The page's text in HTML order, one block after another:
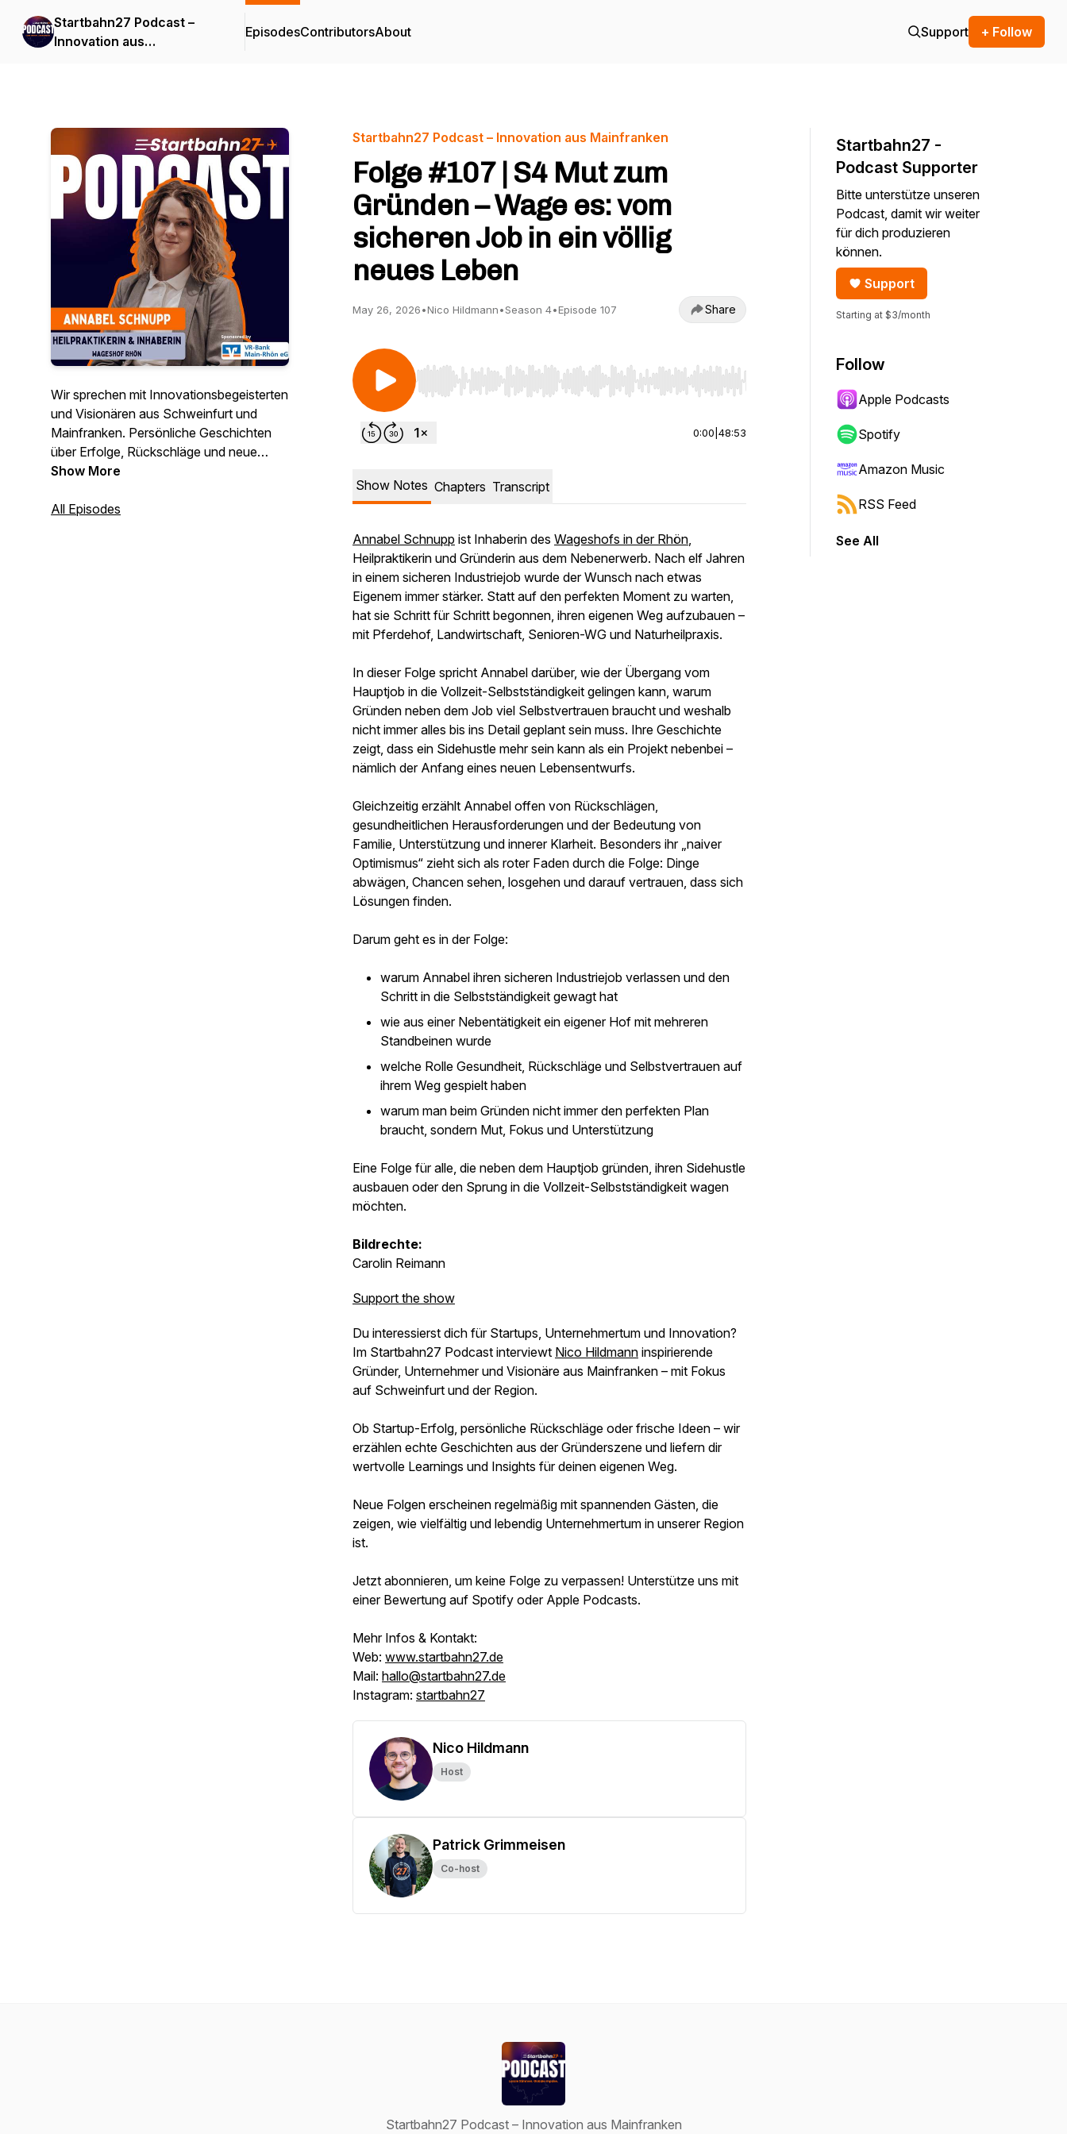
Startbahn27 Podcast –
Innovation aus
EpisodesContributorsAbout Support + Follow
Wir sprechen mit Innovationsbegeisterten
und Visionären aus Schweinfurt und
Mainfranken. Persönliche Geschichten
über Erfolge, Rückschläge und neue
Chancen – echte Einblicke in die Welt der
Show More
All Episodes
Startbahn27 Podcast – Innovation aus Mainfranken
Folge #107 | S4 Mut zum
Gründen – Wage es: vom
sicheren Job in ein völlig
neues Leben
May 26, 2026•Nico Hildmann•Season 4•Episode 107 Share
Use Left/Right to seek, Home/End to jump to start or end. Hold shift to jump forward or backward.
0:00 48:53
Show Notes Chapters Transcript
Annabel Schnupp ist Inhaberin des Wageshofs in der Rhön,
Heilpraktikerin und Gründerin aus dem Nebenerwerb. Nach elf Jahren
in einem sicheren Industriejob wurde der Wunsch nach etwas
Eigenem immer stärker. Statt auf den perfekten Moment zu warten,
hat sie Schritt für Schritt begonnen, ihren eigenen Weg aufzubauen –
mit Pferdehof, Landwirtschaft, Senioren-WG und Naturheilpraxis.
In dieser Folge spricht Annabel darüber, wie der Übergang vom
Hauptjob in die Vollzeit-Selbstständigkeit gelingen kann, warum
Gründen neben dem Job viel Selbstvertrauen braucht und weshalb
nicht immer alles bis ins Detail geplant sein muss. Ihre Geschichte
zeigt, dass ein Sidehustle mehr sein kann als ein Projekt nebenbei –
nämlich der Anfang eines neuen Lebensentwurfs.
Gleichzeitig erzählt Annabel offen von Rückschlägen,
gesundheitlichen Herausforderungen und der Bedeutung von
Familie, Unterstützung und innerer Klarheit. Besonders ihr „naiver
Optimismus“ zieht sich als roter Faden durch die Folge: Dinge
abwägen, Chancen sehen, losgehen und darauf vertrauen, dass sich
Lösungen finden.
Darum geht es in der Folge:
warum Annabel ihren sicheren Industriejob verlassen und den
Schritt in die Selbstständigkeit gewagt hat
wie aus einer Nebentätigkeit ein eigener Hof mit mehreren
Standbeinen wurde
welche Rolle Gesundheit, Rückschläge und Selbstvertrauen auf
ihrem Weg gespielt haben
warum man beim Gründen nicht immer den perfekten Plan
braucht, sondern Mut, Fokus und Unterstützung
Eine Folge für alle, die neben dem Hauptjob gründen, ihren Sidehustle
ausbauen oder den Sprung in die Vollzeit-Selbstständigkeit wagen
möchten.
Bildrechte:
Carolin Reimann
Support the show
Du interessierst dich für Startups, Unternehmertum und Innovation?
Im Startbahn27 Podcast interviewt Nico Hildmann inspirierende
Gründer, Unternehmer und Visionäre aus Mainfranken – mit Fokus
auf Schweinfurt und der Region.
Ob Startup-Erfolg, persönliche Rückschläge oder frische Ideen – wir
erzählen echte Geschichten aus der Gründerszene und liefern dir
wertvolle Learnings und Insights für deinen eigenen Weg.
Neue Folgen erscheinen regelmäßig mit spannenden Gästen, die
zeigen, wie vielfältig und lebendig Unternehmertum in unserer Region
ist.
Jetzt abonnieren, um keine Folge zu verpassen! Unterstütze uns mit
einer Bewertung auf Spotify oder Apple Podcasts.
Mehr Infos & Kontakt:
Web: www.startbahn27.de
Mail: hallo@startbahn27.de
Instagram: startbahn27
Nico Hildmann
Host
Patrick Grimmeisen
Co-host
Startbahn27 -
Podcast Supporter
Bitte unterstütze unseren
Podcast, damit wir weiter
für dich produzieren
können.
Support
Starting at $3/month
Follow
Apple Podcasts
Spotify
Amazon Music
RSS Feed
See All
Startbahn27 Podcast – Innovation aus Mainfranken